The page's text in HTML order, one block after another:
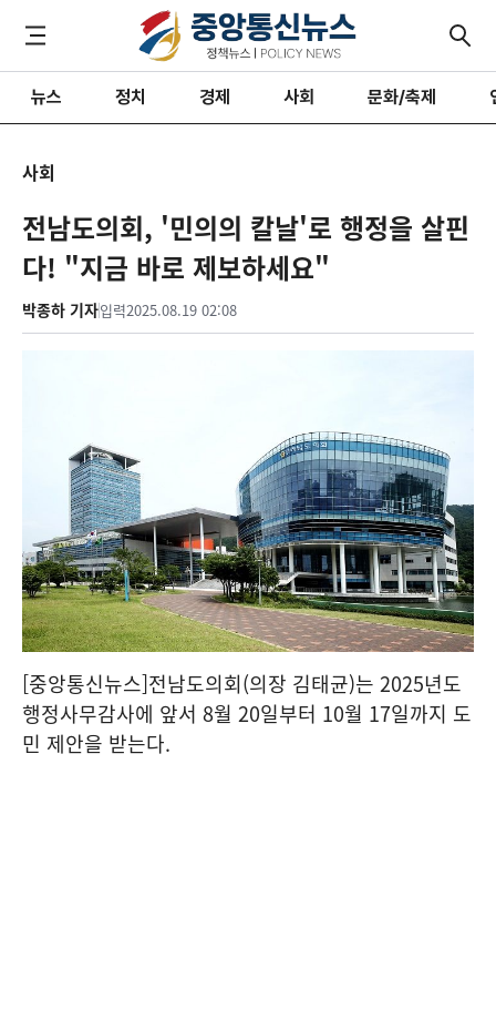
뉴스 정치 경제 사회 문화/축제
사회
전남도의회, '민의의 칼날'로 행정을 살핀
다! "지금 바로 제보하세요"
박종하 기자입력2025.08.19 02:08
[중앙통신뉴스]전남도의회(의장 김태균)는 2025년도
행정사무감사에 앞서 8월 20일부터 10월 17일까지 도
민 제안을 받는다.